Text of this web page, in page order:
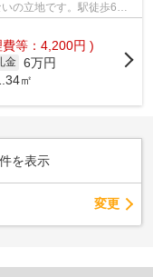
の立地です。駅徒歩6分
等：4,200円 )
金 6万円
㎡
件を表示
変更